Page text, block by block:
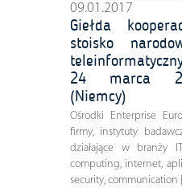
09.01.2017
Giełda
stoisko
24 marca
(Niemcy)
Ośrodki Enterprise
firmy, instytuty
działające w branży
computing, internet,
security, communication